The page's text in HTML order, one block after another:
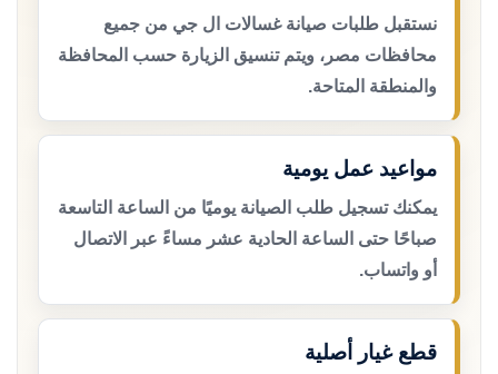
نستقبل طلبات صيانة غسالات ال جي من جميع
محافظات مصر، ويتم تنسيق الزيارة حسب المحافظة
والمنطقة المتاحة.
مواعيد عمل يومية
يمكنك تسجيل طلب الصيانة يوميًا من الساعة التاسعة
صباحًا حتى الساعة الحادية عشر مساءً عبر الاتصال
أو واتساب.
قطع غيار أصلية